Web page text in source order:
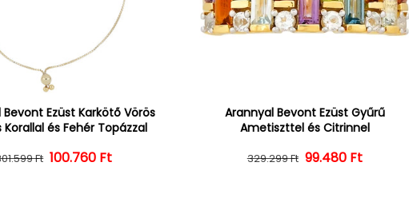
Ezüst Karkötő Vörös
Korallal és Fehér Topázzal
Normál ár
Ft Kedvezményes ár
100.760 Ft
Arannyal Bevont Ezüst Gyűrű
Ametiszttel és Citrinnel
Normál ár
329.299 Ft Kedvezményes ár
99.480 Ft